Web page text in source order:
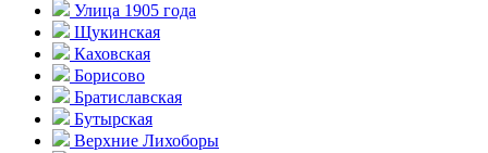
Улица 1905 года
Щукинская
Каховская
Борисово
Братиславская
Бутырская
Верхние Лихоборы